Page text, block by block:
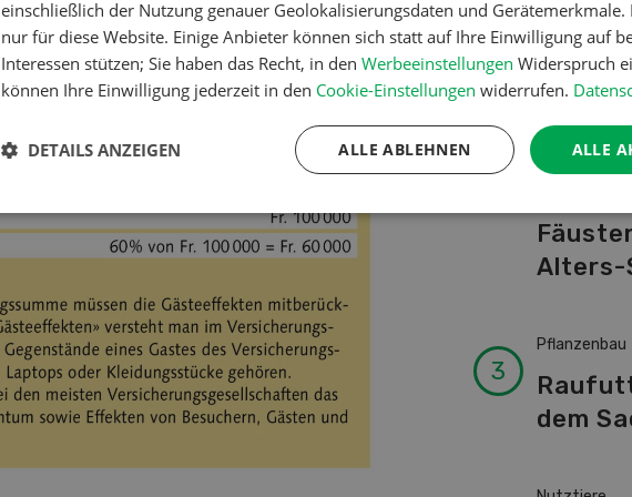
von A-
Alters-
Pflanzenbau
dem
einschließlich der Nutzung genauer Geolokalisierungsdaten und
nur für diese Website. Einige Anbieter können sich statt auf Ihre Einwilligung auf
Interessen stützen; Sie haben das Recht, in den Werbeeinstellungen Widerspruch
können Ihre Einwilligung jederzeit in den Cookie-Einstellungen widerrufen.
ALLE
ALLE ABLEHNEN
DETAILS ANZEIGEN